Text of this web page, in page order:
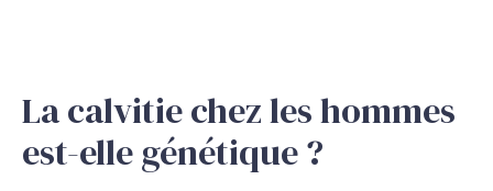
La calvitie chez les hommes
est-elle génétique ?